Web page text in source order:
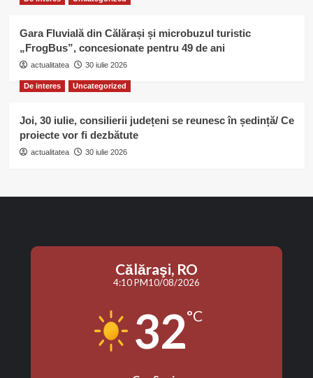
Gara Fluvială din Călărași și microbuzul turistic
„FrogBus”, concesionate pentru 49 de ani
actualitatea 30 iulie 2026
De interes Uncategorized
Joi, 30 iulie, consilierii județeni se reunesc în ședință/ Ce
proiecte vor fi dezbătute
actualitatea 30 iulie 2026
Călăraşi, RO
4:10 PM10/08/2026
32°C